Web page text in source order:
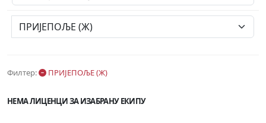
Филтер: ПРИЈЕПОЉЕ (Ж)
НЕМА ЛИЦЕНЦИ ЗА ИЗАБРАНУ ЕКИПУ